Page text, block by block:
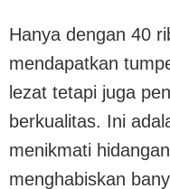
Hanya dengan 40
mendapatkan
lezat tetapi juga
berkualitas. Ini
menikmati
menghabiskan